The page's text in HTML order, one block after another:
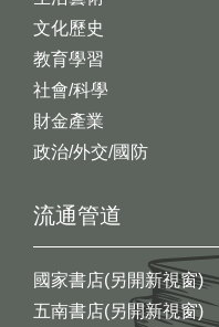
文化歷史
教育學習
社會/科學
財金產業
政治/外交/國防
流通管道
國家書店(另開新視窗)
五南書店(另開新視窗)